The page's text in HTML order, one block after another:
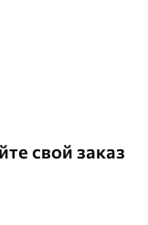
свой заказ